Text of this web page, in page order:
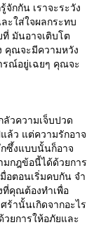
กกัน เราจะระวัง
ะใส่ใจผลกระทบ
มันอาจเติบโต
คุณจะมีความหวัง
รณ์อยู่เฉยๆ คุณจะ
ลัวความเจ็บปวด
ล้ว แต่ความรักอาจ
ซึ้งแบบนั้นก็อาจ
กฎข้อนี้ได้ด้วยการ
ตอนเริ่มคบกัน จำ
ที่คุณต้องทำเพื่อ
านั้นเกิดจากอะไร
ยการให้อภัยและ